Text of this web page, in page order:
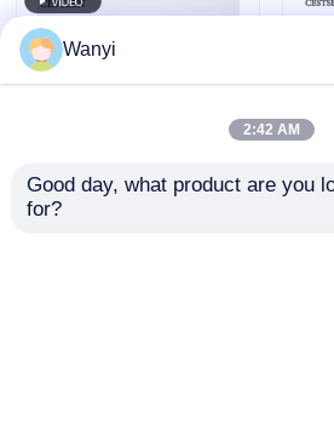
per le acque reflue
radioattive
Wanyi
2:42 AM
Good day, what product are you
for?